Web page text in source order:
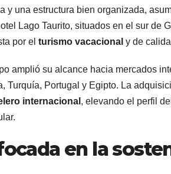
y una estructura bien organizada,
Lago Taurito, situados en el sur de
por el turismo vacacional y de
amplió su alcance hacia mercados
Turquía, Portugal y Egipto. La
internacional , elevando el perfil
en la